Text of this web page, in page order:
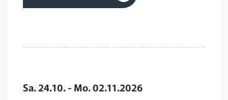
Sa. 24.10. - Mo. 02.11.2026